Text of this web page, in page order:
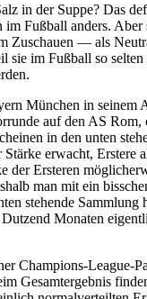
in der Suppe? Das
im Fußball anders. Aber
Zuschauen — als
sie im Fußball so
München in seinem
auf den AS Rom,
in den unten
erwacht, Erstere
der Ersteren
man mit ein
stehende Sammlung
Monaten
Champions-League-
Gesamtergebnis